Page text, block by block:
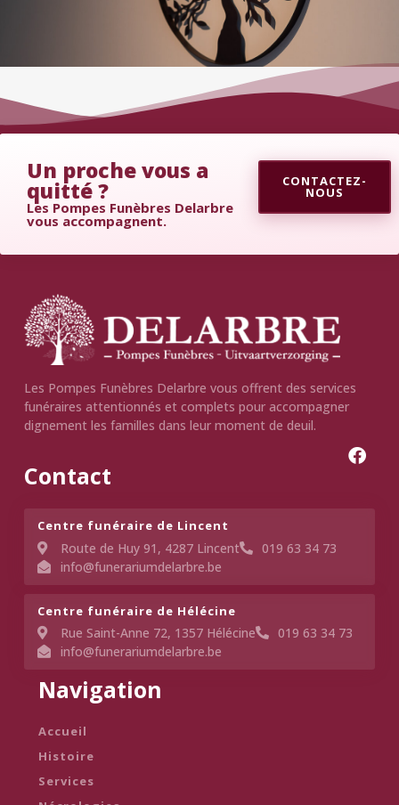
Un proche vous a
quitté ?
Les Pompes Funèbres Delarbre
vous accompagnent.
CONTACTEZ-
NOUS
Les Pompes Funèbres Delarbre vous offrent des services
funéraires attentionnés et complets pour accompagner
dignement les familles dans leur moment de deuil.
Navigation
Accueil
Histoire
Services
Contact
Centre funéraire de Lincent​
Route de Huy 91, 4287 Lincent
019 63 34 73
info@funerariumdelarbre.be
Centre funéraire de Hélécine
Rue Saint-Anne 72, 1357 Hélécine
019 63 34 73
info@funerariumdelarbre.be